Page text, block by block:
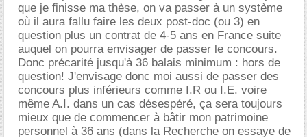
que je finisse ma thèse, on va passer à un système
où il aura fallu faire les deux post-doc (ou 3) en
question plus un contrat de 4-5 ans en France suite
auquel on pourra envisager de passer le concours.
Donc précarité jusqu'à 36 balais minimum : hors de
question! J'envisage donc moi aussi de passer des
concours plus inférieurs comme I.R ou I.E. voire
même A.I. dans un cas désespéré, ça sera toujours
mieux que de commencer à bâtir mon patrimoine
personnel à 36 ans (dans la Recherche on essaye de